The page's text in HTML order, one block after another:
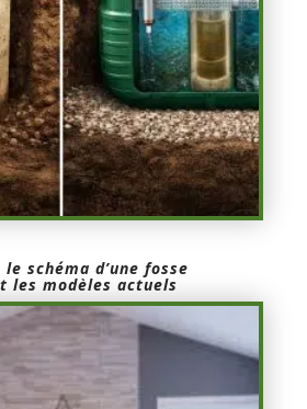
schéma d’une fosse
les modèles actuels